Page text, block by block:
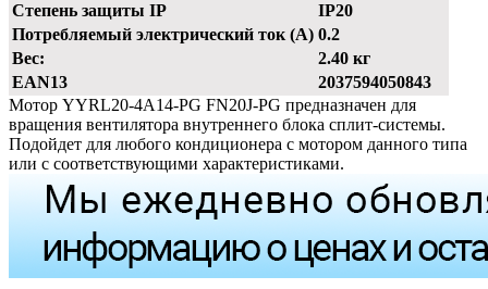
Степень защиты IP
IP20
Потребляемый электрический ток (А) 0.2
Вес:
2.40 кг
EAN13
2037594050843
Мотор YYRL20-4A14-PG FN20J-PG предназначен для
вращения вентилятора внутреннего блока сплит-системы.
Подойдет для любого кондиционера с мотором данного типа
или с соответствующими характеристиками.